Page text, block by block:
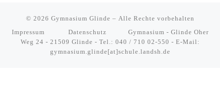
© 2026 Gymnasium Glinde – Alle Rechte vorbehalten
Impressum
Datenschutz Gymnasium - Glinde Oher
Weg 24 - 21509 Glinde - Tel.: 040 / 710 02-550 - E-Mail:
gymnasium.glinde[at]schule.landsh.de